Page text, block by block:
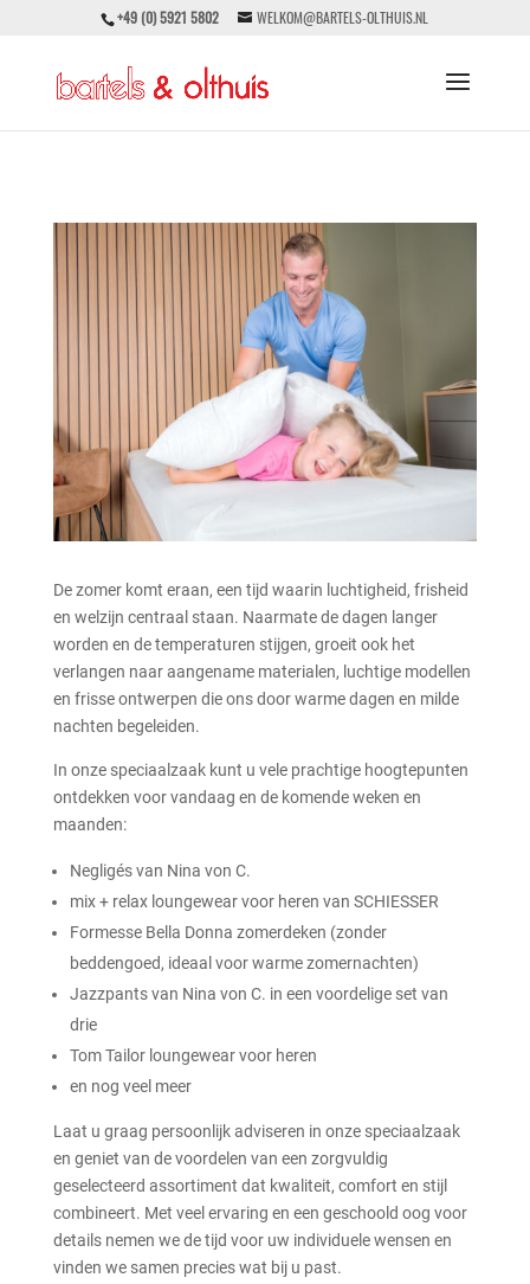
+49 (0) 5921 5802 WELKOM@BARTELS-OLTHUIS.NL
De zomer komt eraan, een tijd waarin luchtigheid, frisheid
en welzijn centraal staan. Naarmate de dagen langer
worden en de temperaturen stijgen, groeit ook het
verlangen naar aangename materialen, luchtige modellen
en frisse ontwerpen die ons door warme dagen en milde
nachten begeleiden.
In onze speciaalzaak kunt u vele prachtige hoogtepunten
ontdekken voor vandaag en de komende weken en
maanden:
Negligés van Nina von C.
mix + relax loungewear voor heren van SCHIESSER
Formesse Bella Donna zomerdeken (zonder
beddengoed, ideaal voor warme zomernachten)
Jazzpants van Nina von C. in een voordelige set van
drie
Tom Tailor loungewear voor heren
en nog veel meer
Laat u graag persoonlijk adviseren in onze speciaalzaak
en geniet van de voordelen van een zorgvuldig
geselecteerd assortiment dat kwaliteit, comfort en stijl
combineert. Met veel ervaring en een geschoold oog voor
details nemen we de tijd voor uw individuele wensen en
vinden we samen precies wat bij u past.